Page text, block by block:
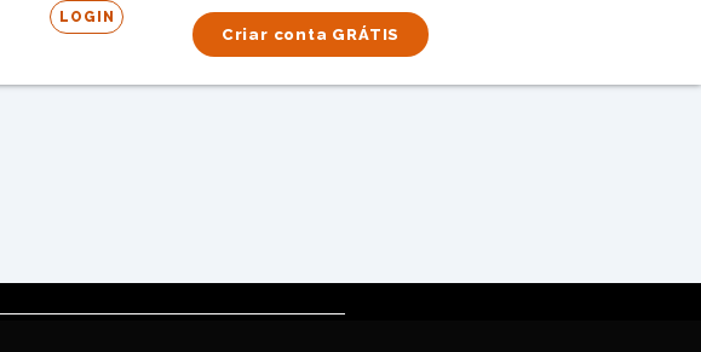
LOGIN
Criar conta GRÁTIS